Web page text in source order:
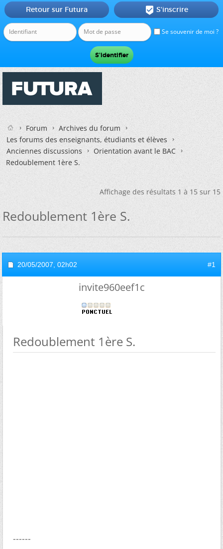
Se souvenir de moi ?
Retour sur Futura  S'inscrire
Forum
Archives du forum
Les forums des enseignants, étudiants et élèves
Anciennes discussions
Orientation avant le BAC
Redoublement 1ère S.
Affichage des résultats 1 à 15 sur 15
Redoublement 1ère S.
20/05/2007, 02h02 #1
invite960eef1c
Redoublement 1ère S.
------